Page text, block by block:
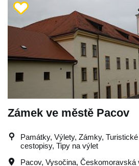
Zámek ve městě Pacov
Památky, Výlety, Zámky,
cestopisy, Tipy na výlet
Pacov, Vysočina, Českomoravská